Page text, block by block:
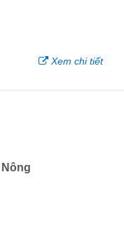
Xem chi tiết